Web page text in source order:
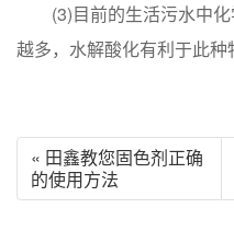
(3)目前的生活污水中化
越多，水解酸化有利于此种
« 田鑫教您固色剂正确
的使用方法